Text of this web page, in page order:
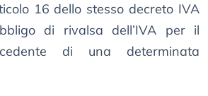
16 dello stesso decreto IVA
di rivalsa dell’IVA per il
di una determinata